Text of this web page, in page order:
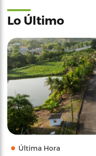
Lo Último
Última Hora